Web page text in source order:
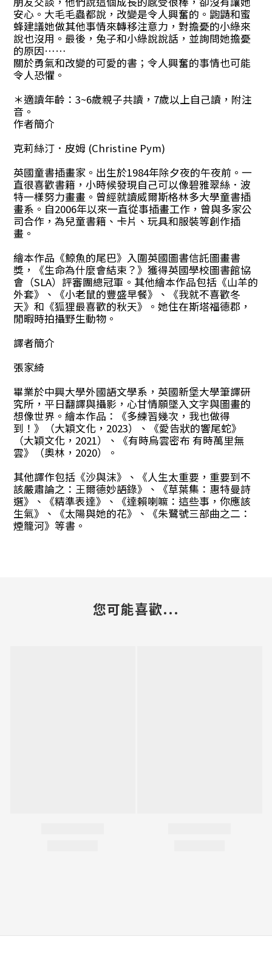
安心。大毛毛蟲都說，改變是令人興奮的。鼩鼱和蜜
蜂建議她做其他事情來轉移注意力，對擔憂的小綠來
說也沒用。最後，兔子和小綠說說話，並詢問她擔憂
的原因……
關於勇氣和改變的可愛的書；令人興奮的事情也可能
令人恐懼。
＊適讀年齡：3~6歲親子共讀，7歲以上自己讀，附注
音。
作者簡介
克莉絲汀．皮姆 (Christine Pym)
英國童書插畫家。出生於1984年除夕夜的午夜前。一
直很喜歡書籍，小時候發現自己可以像碧雅翠絲．波
特一樣努力畫畫。曾經就讀威爾斯格林多大學童書插
畫系。自2006年以來一直從事插畫工作，曾與多家公
司合作，為兒童書籍、卡片、玩具和服裝等創作插
畫。
繪本作品《鯨魚的尾巴》入圍英國圖書信託圖畫書
獎，《生命為什麼會結束？》獲得英國學校圖書館協
會（SLA）評審團總冠軍。其他繪本作品包括《山羊的
外套》、《小老鼠的豐盛早餐》、《我就不喜歡冬
天》和《狐狸最喜歡的秋天》。她住在斯塔福德郡，
閒暇時拍攝野生動物。
譯者簡介
張家綺
畢業於中興大學外國語文學系，英國新堡大學筆譯研
究所，平日翻譯與攝影，心甘情願墜入文字與圖畫的
想像世界。繪本作品：《多練習幾次，我也做得
到！》（大穎文化，2023）、《愛告狀的響尾蛇》
（大穎文化，2021）、《有時烏雲密布 有時萬里無
雲》（奧林，2020）。
其他譯作包括《沙與沫》、《人生太重要，重要到不
該嚴肅論之：王爾德妙語錄》、《草葉集：惠特曼詩
選》、《精準表達》、《達賴喇嘛：這些事，你應該
生氣》、《太陽與她的花》、《朱鷺號三部曲之二：
煙籠河》等書。
您可能喜歡...